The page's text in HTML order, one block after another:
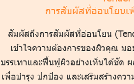
การสัมผัสที่อ่อนโยนเ
สัมผัสถึงการสัมผัสที่อ่อนโยน
เข้าใจความต้องการของผิวคุณ ม
บรรเทาและฟื้นฟูผิวอย่างเห็นได้ชัด
เพื่อบำรุง ปกป้อง และเสริมสร้างคว